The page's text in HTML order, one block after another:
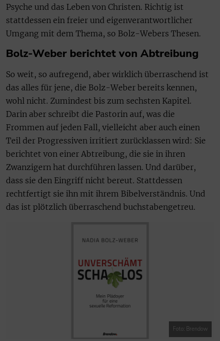
Psyche und das Leben von Christen. Richtig ist
stattdessen ein freier und eigenverantwortlicher
Umgang mit dem Thema, so Bolz-Webers Thesen.
Bolz-Weber berichtet von Abtreibung
So weit, so aufregend, aber wirklich überraschend ist
das alles für jene, die Bolz-Weber bereits kennen,
wohl nicht. Zumindest bis zum sechsten Kapitel.
Darin aber schreibt die Pastorin auf, was die
Frommen auf jeden Fall, vielleicht aber auch einen
Teil der Progressiven irritiert zurücklassen wird: Sie
berichtet von einer Abtreibung, die sie in ihren
Zwanzigern hat durchführen lassen. Und darüber,
dass sie den Eingriff nicht bereut. Stattdessen
rechtfertigt sie ihn mit ihrem Bibelverständnis. Und
das ist plötzlich überraschend buchstabengetreu.
Foto: Brendow